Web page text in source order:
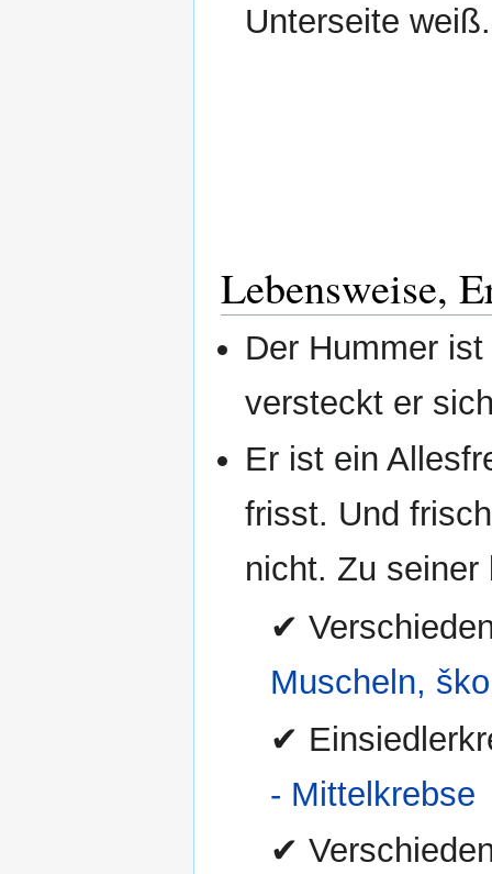
Unterseite weiß.
Lebensweise,
Der Hummer
versteckt er
Er ist ein
frisst. Und
nicht. Zu seiner
✔
Muscheln,
✔
- Mittelkrebse
✔